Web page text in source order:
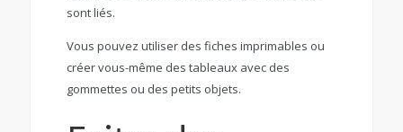
sont liés.
Vous pouvez utiliser des fiches imprimables ou
créer vous-même des tableaux avec des
gommettes ou des petits objets.